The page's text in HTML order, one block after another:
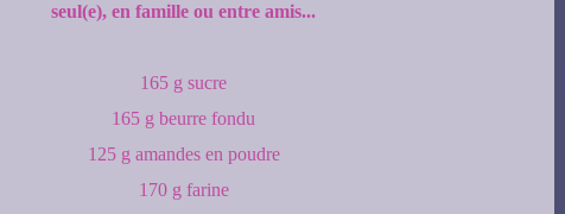
seul(e), en famille ou entre amis...
165 g sucre
165 g beurre fondu
125 g amandes en poudre
170 g farine